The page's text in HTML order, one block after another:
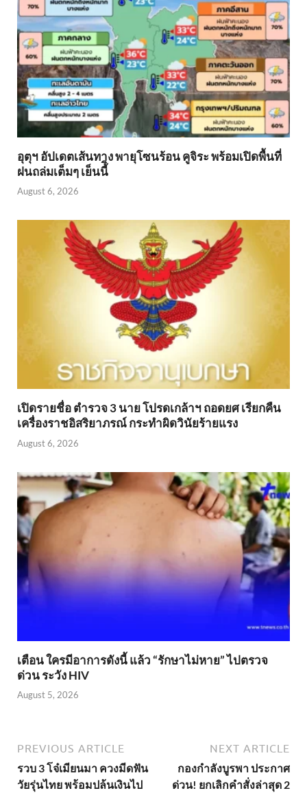
อุตุฯ อัปเดตเส้นทาง พายุโซนร้อน คูจิระ พร้อมเปิดพื้นที่
ฝนถล่มเต็มๆ เย็นนี้ิ
August 6, 2026
เปิดรายชื่อ ตำรวจ 3 นาย โปรดเกล้าฯ ถอดยศ เรียกคืน
เครื่องราชอิสริยาภรณ์ กระทำผิดวินัยร้ายแรง
August 6, 2026
เตือน ใครมีอาการดังนี้ แล้ว “รักษาไม่หาย” ไปตรวจ
ด่วน ระวัง HIV
August 5, 2026
PREVIOUS ARTICLE
รวบ 3 โจ๋เมียนมา ควงมีดฟัน
วัยรุ่นไทย พร้อมปล้นเงินไป
NEXT ARTICLE
กองกำลังบูรพา ประกาศ
ด่วน! ยกเลิกคำสั่งล่าสุด 2